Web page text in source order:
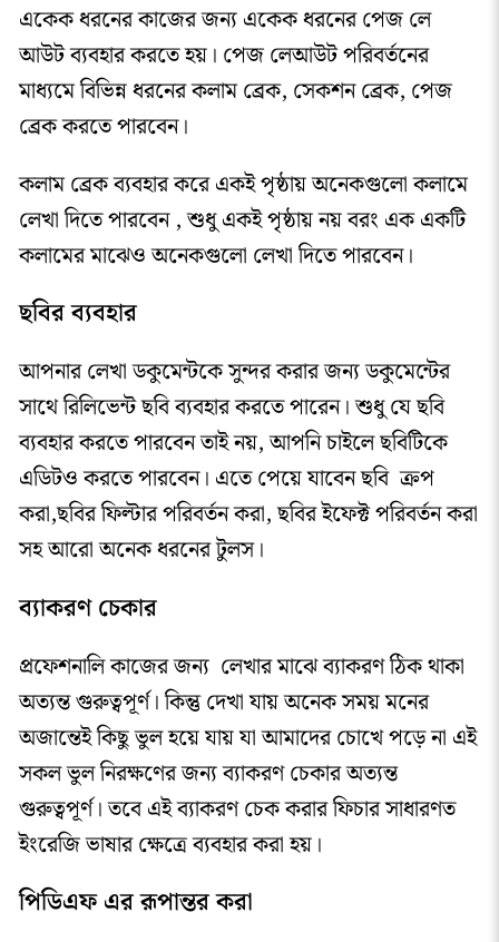
একেক ধরনের কাজের জন্য একেক ধরনের পেজ লে
আউট ব্যবহার করতে হয়। পেজ লেআউট পরিবর্তনের
মাধ্যমে বিভিন্ন ধরনের কলাম ব্রেক, সেকশন ব্রেক, পেজ
ব্রেক করতে পারবেন।
কলাম ব্রেক ব্যবহার করে একই পৃষ্ঠায় অনেকগুলো কলামে
লেখা দিতে পারবেন , শুধু একই পৃষ্ঠায় নয় বরং এক একটি
কলামের মাঝেও অনেকগুলো লেখা দিতে পারবেন।
ছবির ব্যবহার
আপনার লেখা ডকুমেন্টকে সুন্দর করার জন্য ডকুমেন্টের
সাথে রিলিভেন্ট ছবি ব্যবহার করতে পারেন। শুধু যে ছবি
ব্যবহার করতে পারবেন তাই নয়, আপনি চাইলে ছবিটিকে
এডিটও করতে পারবেন। এতে পেয়ে যাবেন ছবি ক্রপ
করা,ছবির ফিল্টার পরিবর্তন করা, ছবির ইফেক্ট পরিবর্তন করা
সহ আরো অনেক ধরনের টুলস।
ব্যাকরণ চেকার
প্রফেশনালি কাজের জন্য লেখার মাঝে ব্যাকরণ ঠিক থাকা
অত্যন্ত গুরুত্বপূর্ণ। কিন্তু দেখা যায় অনেক সময় মনের
অজান্তেই কিছু ভুল হয়ে যায় যা আমাদের চোখে পড়ে না এই
সকল ভুল নিরক্ষণের জন্য ব্যাকরণ চেকার অত্যন্ত
গুরুত্বপূর্ণ। তবে এই ব্যাকরণ চেক করার ফিচার সাধারণত
ইংরেজি ভাষার ক্ষেত্রে ব্যবহার করা হয়।
পিডিএফ এর রূপান্তর করা